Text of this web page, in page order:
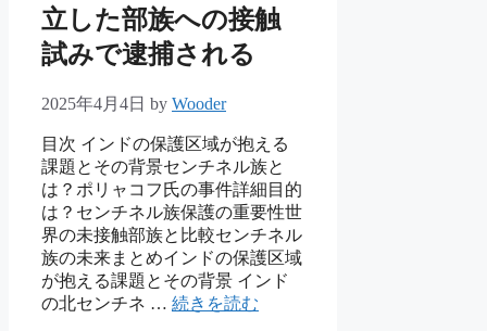
立した部族への接触
試みで逮捕される
2025年4月4日 by Wooder
目次 インドの保護区域が抱える
課題とその背景センチネル族と
は？ポリャコフ氏の事件詳細目的
は？センチネル族保護の重要性世
界の未接触部族と比較センチネル
族の未来まとめインドの保護区域
が抱える課題とその背景 インド
の北センチネ … 続きを読む